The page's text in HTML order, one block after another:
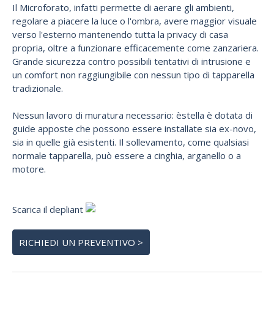
Il Microforato, infatti permette di aerare gli ambienti,
regolare a piacere la luce o l'ombra, avere maggior visuale
verso l'esterno mantenendo tutta la privacy di casa
propria, oltre a funzionare efficacemente come zanzariera.
Grande sicurezza contro possibili tentativi di intrusione e
un comfort non raggiungibile con nessun tipo di tapparella
tradizionale.
Nessun lavoro di muratura necessario: èstella è dotata di
guide apposte che possono essere installate sia ex-novo,
sia in quelle già esistenti. Il sollevamento, come qualsiasi
normale tapparella, può essere a cinghia, arganello o a
motore.
Scarica il depliant
RICHIEDI UN PREVENTIVO >